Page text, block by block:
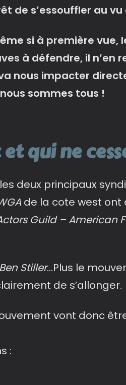
de s’essouffler au
si à première vue,
à défendre, il n’en
nous impacter
sommes tous !
qui ne
deux principaux
de la cote west
Guild – American
Ben Stiller…Plus le
de s’allonger.
vont donc
: